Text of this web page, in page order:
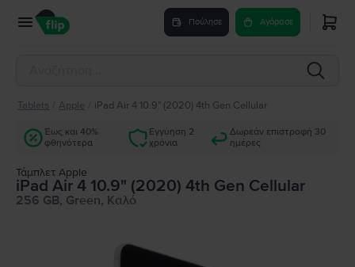
Πούλησε Αγόρασε
Tablets Apple iPad Air 4 10.9" (2020) 4th Gen Cellular
Έως και 40%
φθηνότερα
Εγγύηση 2
χρόνια
Δωρεάν επιστροφή 30
ημέρες
Τάμπλετ Apple
iPad Air 4 10.9" (2020) 4th Gen Cellular
256 GB, Green, Καλό